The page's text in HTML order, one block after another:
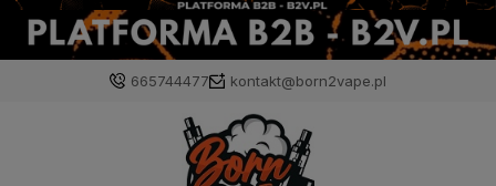
665744477 kontakt@born2vape.pl